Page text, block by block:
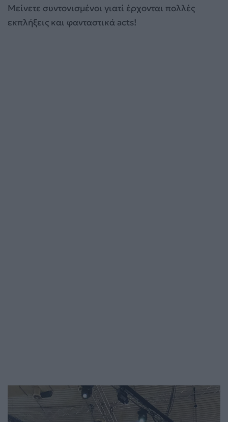
Μείνετε συντονισμένοι γιατί έρχονται πολλές
εκπλήξεις και φανταστικά acts!